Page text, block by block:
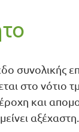
συνολικής
στο νότιο
και
αξέχαστη.